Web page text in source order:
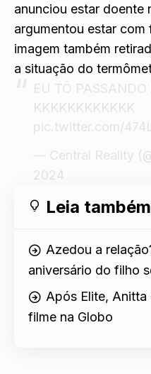
anunciou estar doente
argumentou estar com
imagem também
a situação do
EU TÔ PASSANDO
KKKKKKKKKKKK
pic.twitter.com/
— Central Reality
2024
Leia
Azedou a
aniversário do filho
Após Elite,
filme na Globo